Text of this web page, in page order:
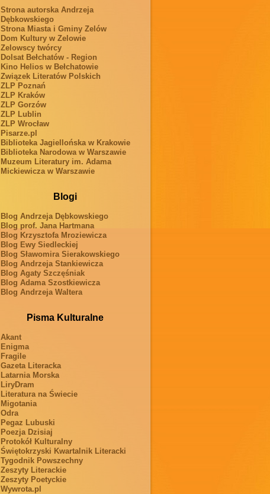
Strona autorska Andrzeja
Dębkowskiego
Strona Miasta i Gminy Zelów
Dom Kultury w Zelowie
Zelowscy twórcy
Dolsat Bełchatów - Region
Kino Helios w Bełchatowie
Związek Literatów Polskich
ZLP Poznań
ZLP Kraków
ZLP Gorzów
ZLP Lublin
ZLP Wrocław
Pisarze.pl
Biblioteka Jagiellońska w Krakowie
Biblioteka Narodowa w Warszawie
Muzeum Literatury im. Adama
Mickiewicza w Warszawie
Blogi
Blog Andrzeja Dębkowskiego
Blog prof. Jana Hartmana
Blog Krzysztofa Mroziewicza
Blog Ewy Siedleckiej
Blog Sławomira Sierakowskiego
Blog Andrzeja Stankiewicza
Blog Agaty Szczęśniak
Blog Adama Szostkiewicza
Blog Andrzeja Waltera
Pisma Kulturalne
Akant
Enigma
Fragile
Gazeta Literacka
Latarnia Morska
LiryDram
Literatura na Świecie
Migotania
Odra
Pegaz Lubuski
Poezja Dzisiaj
Protokół Kulturalny
Świętokrzyski Kwartalnik Literacki
Tygodnik Powszechny
Zeszyty Literackie
Zeszyty Poetyckie
Wywrota.pl